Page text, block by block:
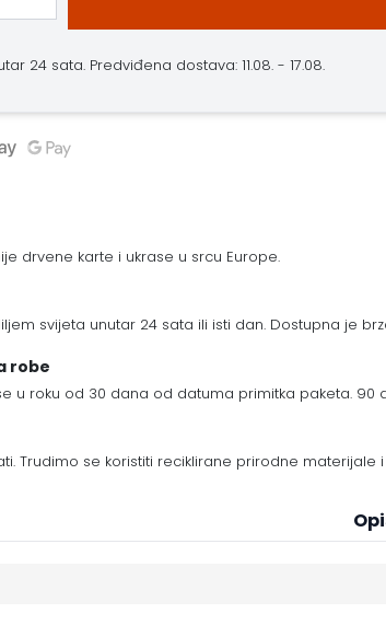
24 sata. Predviđena dostava: 11.08. - 17.08.
drvene karte i ukrase u srcu Europe.
svijeta unutar 24 sata ili isti dan. Dostupna je
robe
u roku od 30 dana od datuma primitka paketa. 90
Trudimo se koristiti reciklirane prirodne materijale